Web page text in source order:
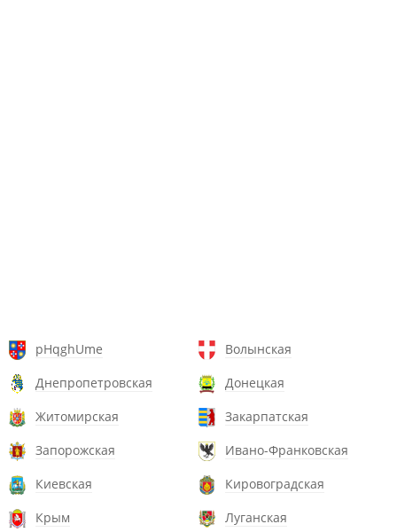
pHqghUme
Волынская
Днепропетровская
Донецкая
Житомирская
Закарпатская
Запорожская
Ивано-Франковская
Киевская
Кировоградская
Крым
Луганская